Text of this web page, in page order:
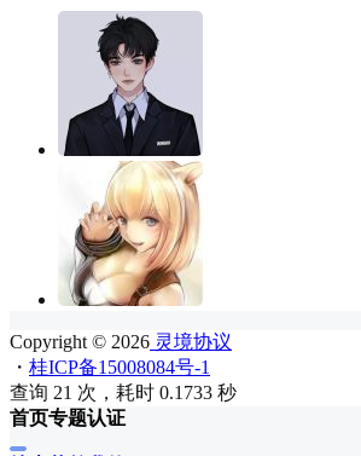
Copyright © 2026 灵境协议
・ 桂ICP备15008084号-1
查询 21 次，耗时 0.1733 秒
首页专题认证